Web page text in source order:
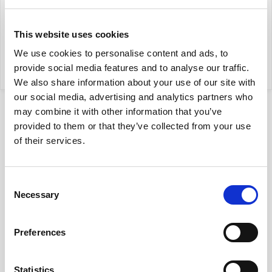
This website uses cookies
We use cookies to personalise content and ads, to
provide social media features and to analyse our traffic.
We also share information about your use of our site with
our social media, advertising and analytics partners who
may combine it with other information that you’ve
provided to them or that they’ve collected from your use
of their services.
Selection
Necessary
Preferences
Statistics
moje oferty